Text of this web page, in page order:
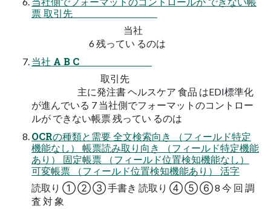
票 取引先
当社
6 残ってい るのは
当社 A B C
取引先
主に発注書 ヘルスケア 食品 はEDI標準化
が進んでいる 7 当社側でフォーマットのコントロー
ルが できない帳票 残ってい るのは
OCRの種類と需要 全文検索向き （フィールド特定
機能なし） 帳票読み取り向き （フィールド特定機能
あり） 固定帳票 （フィールド位置検知機能なし）
可変帳票 （フィールド位置検知機能あり） 活字
読取り ① ② ③ 手書き 読取り ④ ⑤ ⑥ 8 今 回 調
査 対 象